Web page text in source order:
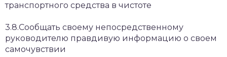
транспортного средства в чистоте
3.8.Сообщать своему непосредственному
руководителю правдивую информацию о своем
самочувствии